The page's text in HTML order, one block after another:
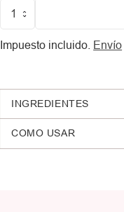
Impuesto incluido. Envío
INGREDIENTES
COMO USAR